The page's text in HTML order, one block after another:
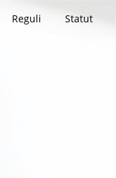
Reguli Statut